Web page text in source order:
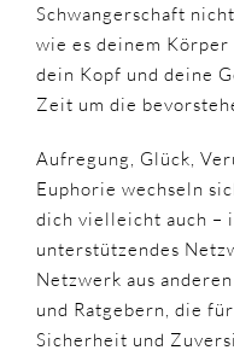
Schwangerschaft
wie es deinem Körper
dein Kopf und deine
Zeit um die
Aufregung, Glück,
Euphorie wechseln
dich vielleicht auch –
unterstützendes
Netzwerk aus
und Ratgebern, die
Sicherheit und